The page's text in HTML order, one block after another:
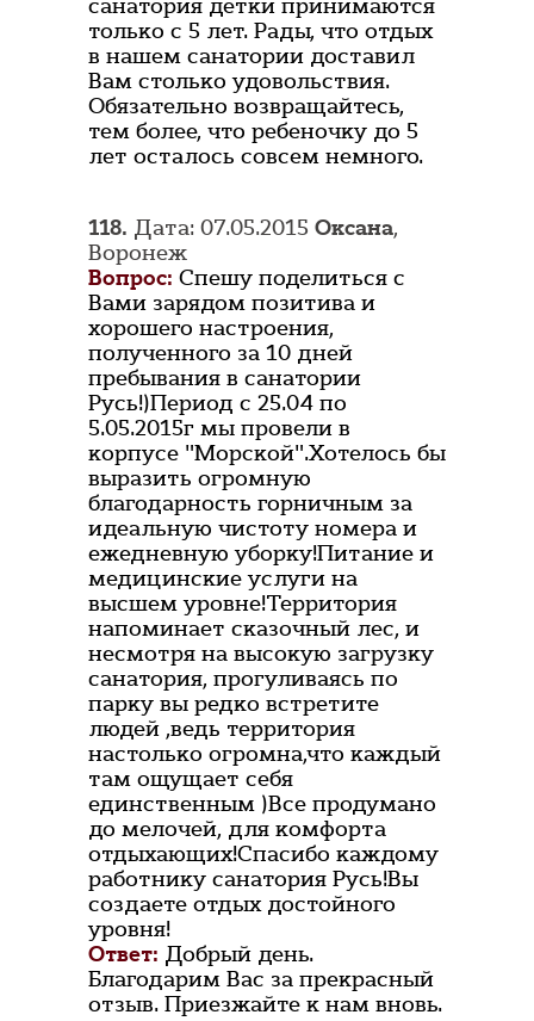
санатория детки принимаются
только с 5 лет. Рады, что отдых
в нашем санатории доставил
Вам столько удовольствия.
Обязательно возвращайтесь,
тем более, что ребеночку до 5
лет осталось совсем немного.
118. Дата: 07.05.2015 Оксана,
Воронеж
Вопрос: Спешу поделиться с
Вами зарядом позитива и
хорошего настроения,
полученного за 10 дней
пребывания в санатории
Русь!)Период с 25.04 по
5.05.2015г мы провели в
корпусе "Морской".Хотелось бы
выразить огромную
благодарность горничным за
идеальную чистоту номера и
ежедневную уборку!Питание и
медицинские услуги на
высшем уровне!Территория
напоминает сказочный лес, и
несмотря на высокую загрузку
санатория, прогуливаясь по
парку вы редко встретите
людей ,ведь территория
настолько огромна,что каждый
там ощущает себя
единственным )Все продумано
до мелочей, для комфорта
отдыхающих!Спасибо каждому
работнику санатория Русь!Вы
создаете отдых достойного
уровня!
Ответ: Добрый день.
Благодарим Вас за прекрасный
отзыв. Приезжайте к нам вновь.